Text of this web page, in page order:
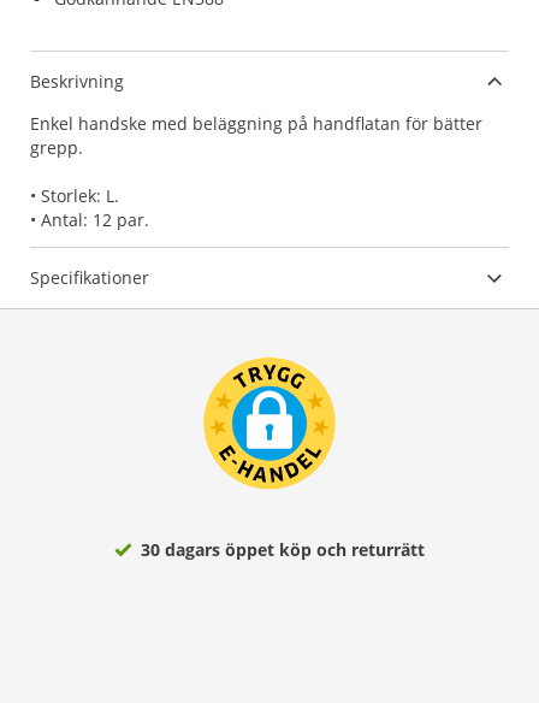
Beskrivning
Enkel handske med beläggning på handflatan för bätter
grepp.
• Storlek: L.
• Antal: 12 par.
Specifikationer
30 dagars öppet köp och returrätt